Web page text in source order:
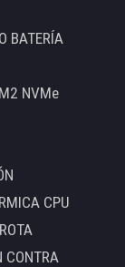
BATERÍA
NVMe
CPU
CONTRA